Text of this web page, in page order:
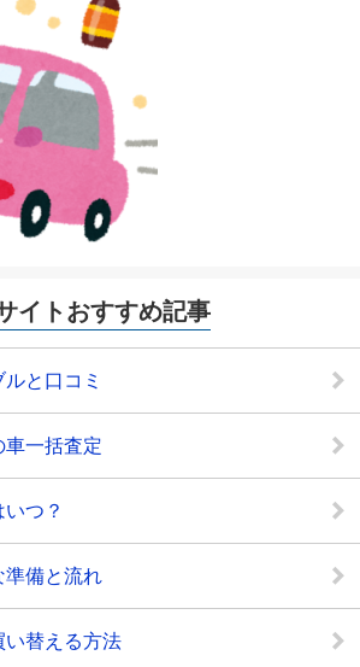
イトおすすめ記事
と口コミ
車一括査定
つ？
準備と流れ
い替える方法